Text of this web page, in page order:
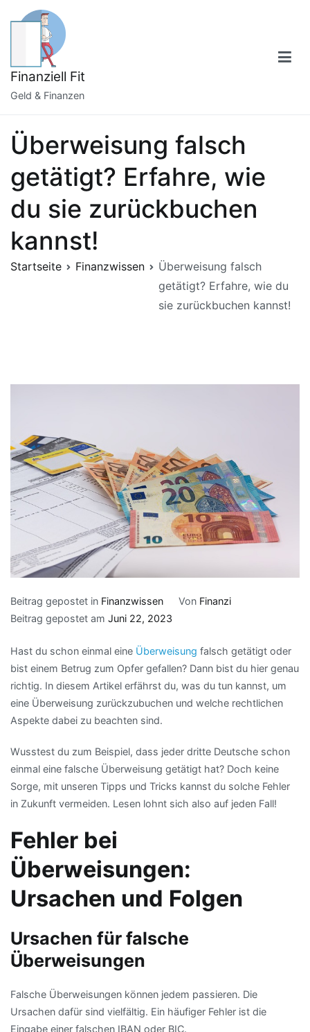
Inhalt
Finanziell Fit
Geld & Finanzen
Überweisung falsch
getätigt? Erfahre, wie
du sie zurückbuchen
kannst!
Startseite Finanzwissen
Überweisung falsch
getätigt? Erfahre, wie du
sie zurückbuchen kannst!
Beitrag gepostet in Finanzwissen Von Finanzi
Beitrag gepostet am Juni 22, 2023
Hast du schon einmal eine Überweisung falsch getätigt oder
bist einem Betrug zum Opfer gefallen? Dann bist du hier genau
richtig. In diesem Artikel erfährst du, was du tun kannst, um
eine Überweisung zurückzubuchen und welche rechtlichen
Aspekte dabei zu beachten sind.
Wusstest du zum Beispiel, dass jeder dritte Deutsche schon
einmal eine falsche Überweisung getätigt hat? Doch keine
Sorge, mit unseren Tipps und Tricks kannst du solche Fehler
in Zukunft vermeiden. Lesen lohnt sich also auf jeden Fall!
Fehler bei
Überweisungen:
Ursachen und Folgen
Ursachen für falsche
Überweisungen
Falsche Überweisungen können jedem passieren. Die
Ursachen dafür sind vielfältig. Ein häufiger Fehler ist die
Eingabe einer falschen IBAN oder BIC.